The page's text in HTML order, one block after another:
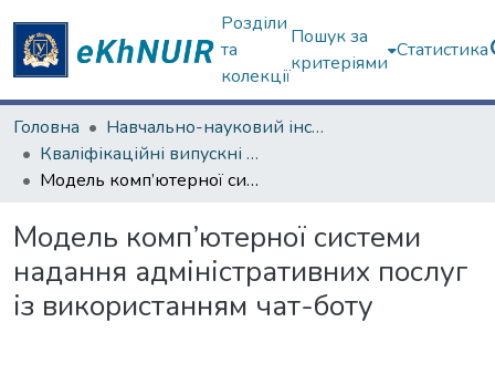
Розділи
та
колекції
Пошук за
критеріями
Статистика
Головна
Навчально-науковий інститут комп'ютерних наук та штучного інтелекту
Кваліфікаційні випускні роботи бакалаврів. Навчально-науковий інститут комп'ютерних наук та штучного інтелекту
Модель комп’ютерної системи надання адміністративних послуг із використанням чат-боту
Модель комп’ютерної системи
надання адміністративних послуг
із використанням чат-боту